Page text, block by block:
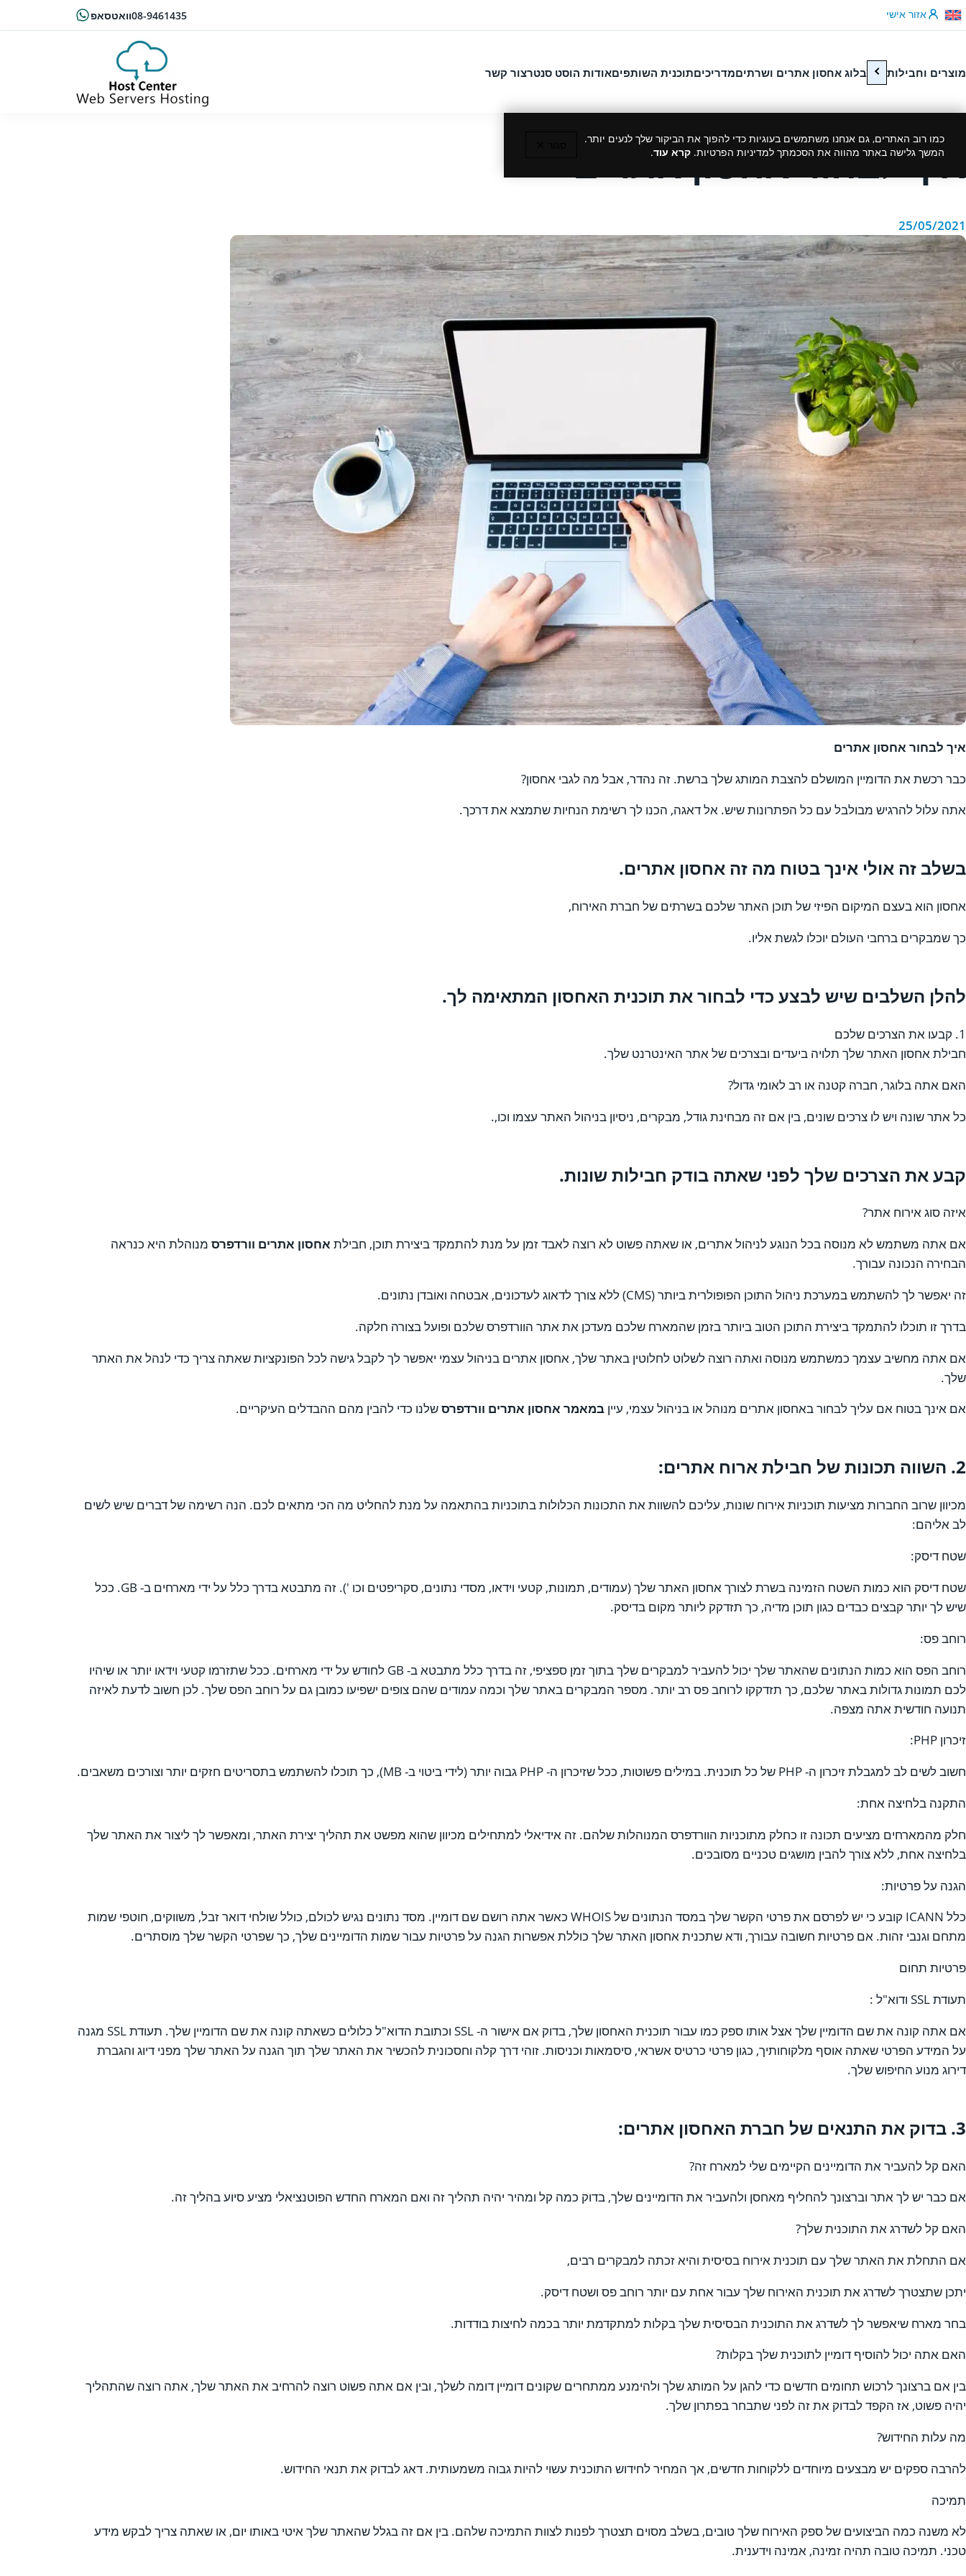
דלג לתוכן 08-9461435וואטסאפ אזור אישי
מוצרים וחבילות בלוג אחסון אתרים ושרתיםמדריכיםתוכנית השותפיםאודות הוסט סנטרצור קשר
כמו רוב האתרים, גם אנחנו משתמשים בעוגיות כדי להפוך את הביקור שלך לנעים יותר.
המשך גלישה באתר מהווה את הסכמתך למדיניות הפרטיות. קרא עוד.
איך לבחור אחסון אתרים
25/05/2021
איך לבחור אחסון אתרים
כבר רכשת את הדומיין המושלם להצבת המותג שלך ברשת. זה נהדר, אבל מה לגבי אחסון?
אתה עלול להרגיש מבולבל עם כל הפתרונות שיש. אל דאגה, הכנו לך רשימת הנחיות שתמצא את דרכך.
בשלב זה אולי אינך בטוח מה זה אחסון אתרים.
אחסון הוא בעצם המיקום הפיזי של תוכן האתר שלכם בשרתים של חברת האירוח,
כך שמבקרים ברחבי העולם יוכלו לגשת אליו.
להלן השלבים שיש לבצע כדי לבחור את תוכנית האחסון המתאימה לך.
1. קבעו את הצרכים שלכם
חבילת אחסון האתר שלך תלויה ביעדים ובצרכים של אתר האינטרנט שלך.
האם אתה בלוגר, חברה קטנה או רב לאומי גדול?
כל אתר שונה ויש לו צרכים שונים, בין אם זה מבחינת גודל, מבקרים, ניסיון בניהול האתר עצמו וכו,.
קבע את הצרכים שלך לפני שאתה בודק חבילות שונות.
איזה סוג אירוח אתר?
אם אתה משתמש לא מנוסה בכל הנוגע לניהול אתרים, או שאתה פשוט לא רוצה לאבד זמן על מנת להתמקד ביצירת תוכן, חבילת אחסון אתרים וורדפרס מנוהלת היא כנראה
הבחירה הנכונה עבורך.
זה יאפשר לך להשתמש במערכת ניהול התוכן הפופולרית ביותר (CMS) ללא צורך לדאוג לעדכונים, אבטחה ואובדן נתונים.
בדרך זו תוכלו להתמקד ביצירת התוכן הטוב ביותר בזמן שהמארח שלכם מעדכן את אתר הוורדפרס שלכם ופועל בצורה חלקה.
אם אתה מחשיב עצמך כמשתמש מנוסה ואתה רוצה לשלוט לחלוטין באתר שלך, אחסון אתרים בניהול עצמי יאפשר לך לקבל גישה לכל הפונקציות שאתה צריך כדי לנהל את האתר
שלך.
אם אינך בטוח אם עליך לבחור באחסון אתרים מנוהל או בניהול עצמי, עיין במאמר אחסון אתרים וורדפרסשלנו כדי להבין מהם ההבדלים העיקריים.
2. השווה תכונות של חבילת ארוח אתרים:
מכיוון שרוב החברות מציעות תוכניות אירוח שונות, עליכם להשוות את התכונות הכלולות בתוכניות בהתאמה על מנת להחליט מה הכי מתאים לכם. הנה רשימה של דברים שיש לשים
לב אליהם:
שטח דיסק:
שטח דיסק הוא כמות השטח הזמינה בשרת לצורך אחסון האתר שלך (עמודים, תמונות, קטעי וידאו, מסדי נתונים, סקריפטים וכו '). זה מתבטא בדרך כלל על ידי מארחים ב- GB. ככל
שיש לך יותר קבצים כבדים כגון תוכן מדיה, כך תזדקק ליותר מקום בדיסק.
רוחב פס:
רוחב הפס הוא כמות הנתונים שהאתר שלך יכול להעביר למבקרים שלך בתוך זמן ספציפי, זה בדרך כלל מתבטא ב- GB לחודש על ידי מארחים. ככל שתזרמו קטעי וידאו יותר או שיהיו
לכם תמונות גדולות באתר שלכם, כך תזדקקו לרוחב פס רב יותר. מספר המבקרים באתר שלך וכמה עמודים שהם צופים ישפיעו כמובן גם על רוחב הפס שלך. לכן חשוב לדעת לאיזה
תנועה חודשית אתה מצפה.
זיכרון PHP:
חשוב לשים לב למגבלת זיכרון ה- PHP של כל תוכנית. במילים פשוטות, ככל שזיכרון ה- PHP גבוה יותר (לידי ביטוי ב- MB), כך תוכלו להשתמש בתסריטים חזקים יותר וצורכים משאבים.
התקנה בלחיצה אחת:
חלק מהמארחים מציעים תכונה זו כחלק מתוכניות הוורדפרס המנוהלות שלהם. זה אידיאלי למתחילים מכיוון שהוא מפשט את תהליך יצירת האתר, ומאפשר לך ליצור את האתר שלך
בלחיצה אחת, ללא צורך להבין מושגים טכניים מסובכים.
הגנה על פרטיות:
כלל ICANN קובע כי יש לפרסם את פרטי הקשר שלך במסד הנתונים של WHOIS כאשר אתה רושם שם דומיין. מסד נתונים נגיש לכולם, כולל שולחי דואר זבל, משווקים, חוטפי שמות
מתחם וגנבי זהות. אם פרטיות חשובה עבורך, ודא שתכנית אחסון האתר שלך כוללת אפשרות הגנה על פרטיות עבור שמות הדומיינים שלך, כך שפרטי הקשר שלך מוסתרים.
פרטיות תחום
תעודת SSL ודוא"ל :
אם אתה קונה את שם הדומיין שלך אצל אותו ספק כמו עבור תוכנית האחסון שלך, בדוק אם אישור ה- SSL וכתובת הדוא"ל כלולים כשאתה קונה את שם הדומיין שלך. תעודת SSL מגנה
על המידע הפרטי שאתה אוסף מלקוחותיך, כגון פרטי כרטיס אשראי, סיסמאות וכניסות. זוהי דרך קלה וחסכונית להכשיר את האתר שלך תוך הגנה על האתר שלך מפני דיוג והגברת
דירוג מנוע החיפוש שלך.
3. בדוק את התנאים של חברת האחסון אתרים:
האם קל להעביר את הדומיינים הקיימים שלי למארח זה?
אם כבר יש לך אתר וברצונך להחליף מאחסן ולהעביר את הדומיינים שלך, בדוק כמה קל ומהיר יהיה תהליך זה ואם המארח החדש הפוטנציאלי מציע סיוע בהליך זה.
האם קל לשדרג את התוכנית שלך?
אם התחלת את האתר שלך עם תוכנית אירוח בסיסית והיא זכתה למבקרים רבים,
יתכן שתצטרך לשדרג את תוכנית האירוח שלך עבור אחת עם יותר רוחב פס ושטח דיסק.
בחר מארח שיאפשר לך לשדרג את התוכנית הבסיסית שלך בקלות למתקדמת יותר בכמה לחיצות בודדות.
האם אתה יכול להוסיף דומיין לתוכנית שלך בקלות?
בין אם ברצונך לרכוש תחומים חדשים כדי להגן על המותג שלך ולהימנע ממתחרים שקונים דומיין דומה לשלך, ובין אם אתה פשוט רוצה להרחיב את האתר שלך, אתה רוצה שהתהליך
יהיה פשוט, אז הקפד לבדוק את זה לפני שתבחר בפתרון שלך.
מה עלות החידוש?
להרבה ספקים יש מבצעים מיוחדים ללקוחות חדשים, אך המחיר לחידוש התוכנית עשוי להיות גבוה משמעותית. דאג לבדוק את תנאי החידוש.
תמיכה
לא משנה כמה הביצועים של ספק האירוח שלך טובים, בשלב מסוים תצטרך לפנות לצוות התמיכה שלהם. בין אם זה בגלל שהאתר שלך איטי באותו יום, או שאתה צריך לבקש מידע
טכני. תמיכה טובה תהיה זמינה, אמינה וידענית.